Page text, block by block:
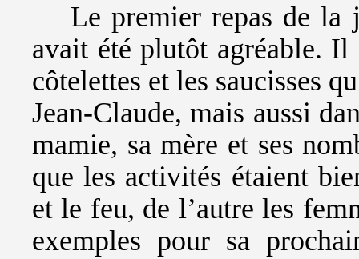
Le premier repas de la
avait été plutôt agréable.
côtelettes et les saucisses
Jean-Claude, mais aussi
mamie, sa mère et ses
que les activités étaient
et le feu, de l’autre les
exemples pour sa